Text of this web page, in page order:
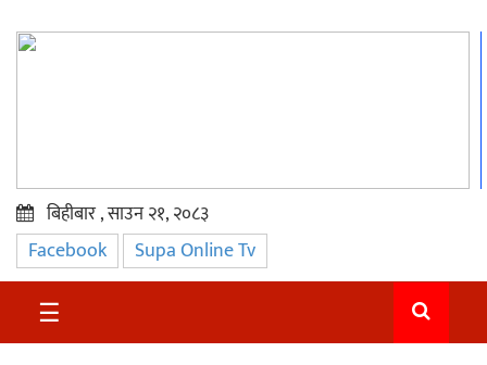
प्रमुख
समाचार
सुदुर
बिहीबार , साउन २१, २०८३
Facebook Supa Online Tv
☰